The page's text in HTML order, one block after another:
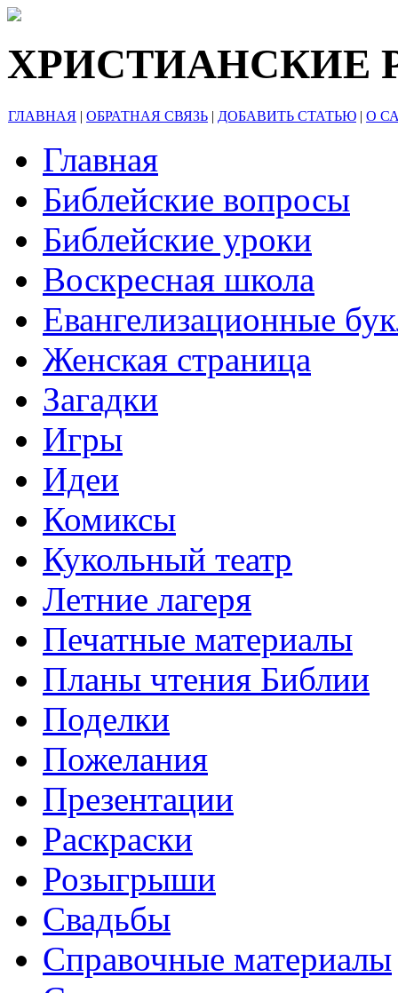
ХРИСТИАНСКИЕ
ГЛАВНАЯ | ОБРАТНАЯ СВЯЗЬ | ДОБАВИТЬ СТАТЬЮ | О
Главная
Библейские вопросы
Библейские уроки
Воскресная школа
Евангелизационные
Женская страница
Загадки
Игры
Идеи
Комиксы
Кукольный театр
Летние лагеря
Печатные материалы
Планы чтения Библии
Поделки
Пожелания
Презентации
Раскраски
Розыгрыши
Свадьбы
Справочные материалы